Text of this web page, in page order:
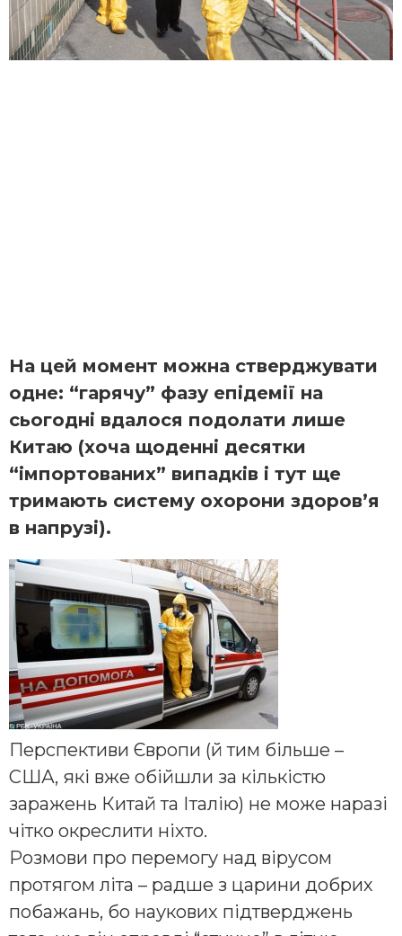
На цей момент можна стверджувати
одне: “гарячу” фазу епідемії на
сьогодні вдалося подолати лише
Китаю (хоча щоденні десятки
“імпортованих” випадків і тут ще
тримають систему охорони здоров’я
в напрузі).
Перспективи Європи (й тим більше –
США, які вже обійшли за кількістю
заражень Китай та Італію) не може наразі
чітко окреслити ніхто.
Розмови про перемогу над вірусом
протягом літа – радше з царини добрих
побажань, бо наукових підтверджень